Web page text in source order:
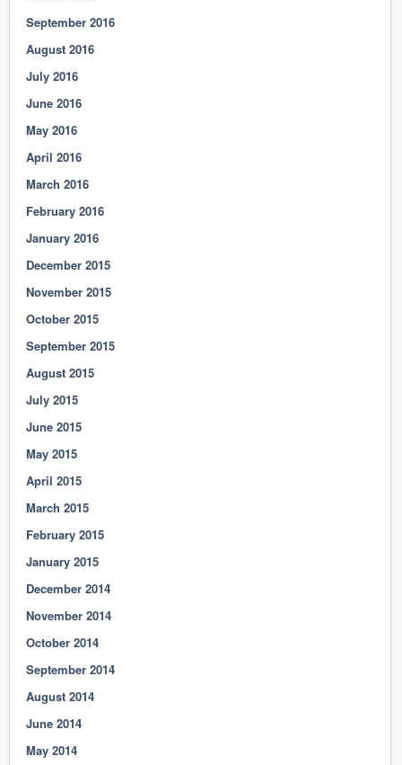
September 2016
August 2016
July 2016
June 2016
May 2016
April 2016
March 2016
February 2016
January 2016
December 2015
November 2015
October 2015
September 2015
August 2015
July 2015
June 2015
May 2015
April 2015
March 2015
February 2015
January 2015
December 2014
November 2014
October 2014
September 2014
August 2014
June 2014
May 2014